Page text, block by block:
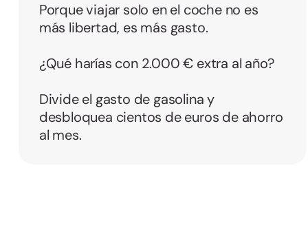
Porque viajar solo en el coche no es
más libertad, es más gasto.
¿Qué harías con 2.000 € extra al año?
Divide el gasto de gasolina y
desbloquea cientos de euros de ahorro
al mes.